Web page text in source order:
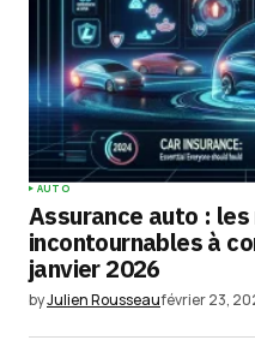
AUTO
Assurance auto :
incontournables à
janvier 2026
byJulien Rousseaufévrier 23,